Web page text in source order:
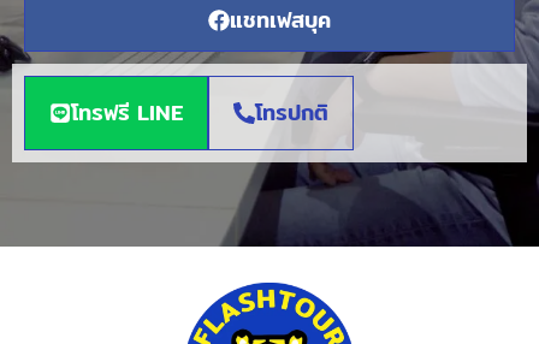
แชทเฟสบุค
โทรฟรี LINE โทรปกติ